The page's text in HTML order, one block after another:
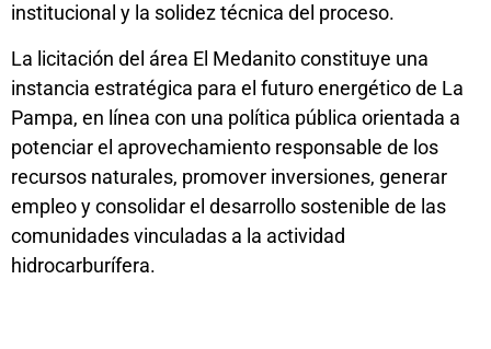
institucional y la solidez técnica del proceso.
La licitación del área El Medanito constituye una
instancia estratégica para el futuro energético de La
Pampa, en línea con una política pública orientada a
potenciar el aprovechamiento responsable de los
recursos naturales, promover inversiones, generar
empleo y consolidar el desarrollo sostenible de las
comunidades vinculadas a la actividad
hidrocarburífera.